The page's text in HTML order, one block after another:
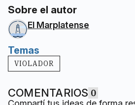
Sobre el autor
El Marplatense
Temas
VIOLADOR
COMENTARIOS 0